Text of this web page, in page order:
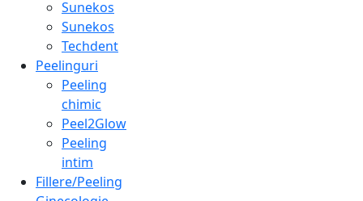
Sunekos
Sunekos
Techdent
Peelinguri
Peeling
chimic
Peel2Glow
Peeling
intim
Fillere/Peeling